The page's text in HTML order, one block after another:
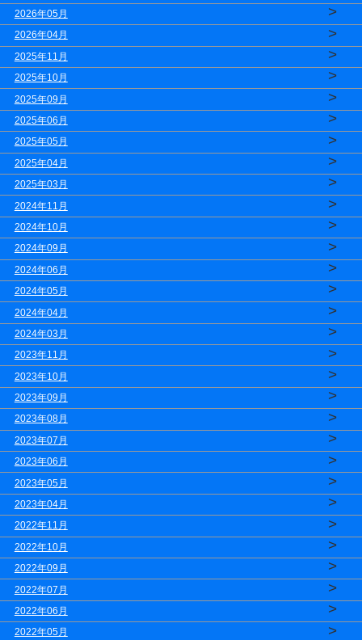
2026年05月 >
2026年04月 >
2025年11月 >
2025年10月 >
2025年09月 >
2025年06月 >
2025年05月 >
2025年04月 >
2025年03月 >
2024年11月 >
2024年10月 >
2024年09月 >
2024年06月 >
2024年05月 >
2024年04月 >
2024年03月 >
2023年11月 >
2023年10月 >
2023年09月 >
2023年08月 >
2023年07月 >
2023年06月 >
2023年05月 >
2023年04月 >
2022年11月 >
2022年10月 >
2022年09月 >
2022年07月 >
2022年06月 >
2022年05月 >